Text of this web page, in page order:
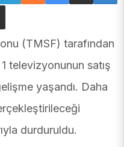
(TMSF) tarafından
televizyonunun satış
yaşandı. Daha
durduruldu.